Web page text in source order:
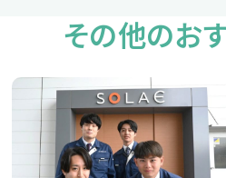
その他のお